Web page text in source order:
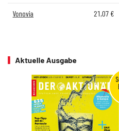
Vonovia 21,07€
Aktuelle Ausgabe